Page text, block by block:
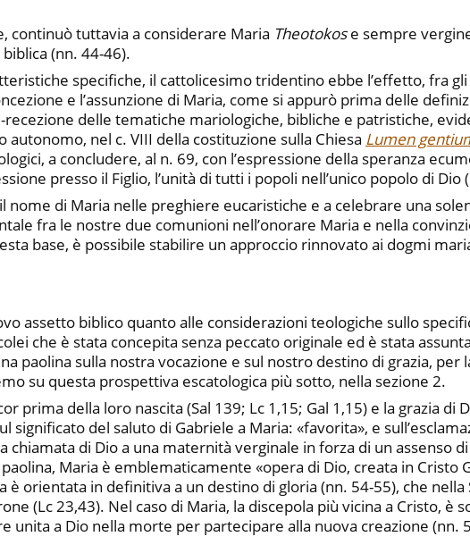
continuò tuttavia a considerare Maria Theotokose sempre
(nn. 44-46).
specifiche, il cattolicesimo tridentino ebbe l’effetto, fra
e l’assunzione di Maria, come si appurò prima delle
delle tematiche mariologiche, bibliche e patristiche,
autonomo, nel c. VIII della costituzione sulla Chiesa Lumen
a concludere, al n. 69, con l’espressione della speranza
presso il Figlio, l’unità di tutti i popoli nell’unico popolo di Dio
di Maria nelle preghiere eucaristiche e a celebrare una
fra le nostre due comunioni nell’onorare Maria e nella
base, è possibile stabilire un approccio rinnovato ai dogmi
assetto biblico quanto alle considerazioni teologiche sullo
che è stata concepita senza peccato originale ed è stata
paolina sulla nostra vocazione e sul nostro destino di grazia, per
su questa prospettiva escatologica più sotto, nella sezione 2.
prima della loro nascita (Sal 139; Lc 1,15; Gal 1,15) e la grazia di
del saluto di Gabriele a Maria: «favorita», e
di Dio a una maternità verginale in forza di un assenso
Maria è emblematicamente «opera di Dio, creata in Cristo
orientata in definitiva a un destino di gloria (nn. 54-55), che nella
(Lc 23,43). Nel caso di Maria, la discepola più vicina a Cristo, è
unita a Dio nella morte per partecipare alla nuova creazione (nn.